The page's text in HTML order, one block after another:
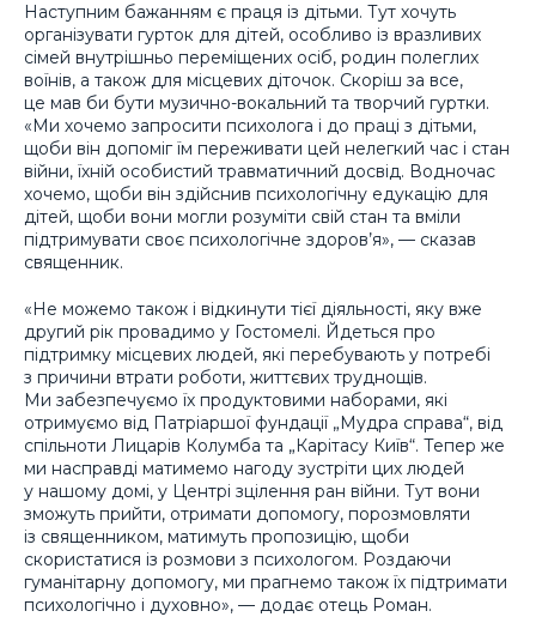
Наступним бажанням є праця із дітьми. Тут хочуть
організувати гурток для дітей, особливо із вразливих
сімей внутрішньо переміщених осіб, родин полеглих
воїнів, а також для місцевих діточок. Скоріш за все,
це мав би бути музично-вокальний та творчий гуртки.
«Ми хочемо запросити психолога і до праці з дітьми,
щоби він допоміг їм переживати цей нелегкий час і стан
війни, їхній особистий травматичний досвід. Водночас
хочемо, щоби він здійснив психологічну едукацію для
дітей, щоби вони могли розуміти свій стан та вміли
підтримувати своє психологічне здоров’я», — сказав
священник.
«Не можемо також і відкинути тієї діяльності, яку вже
другий рік провадимо у Гостомелі. Йдеться про
підтримку місцевих людей, які перебувають у потребі
з причини втрати роботи, життєвих труднощів.
Ми забезпечуємо їх продуктовими наборами, які
отримуємо від Патріаршої фундації „Мудра справа“, від
спільноти Лицарів Колумба та „Карітасу Київ“. Тепер же
ми насправді матимемо нагоду зустріти цих людей
у нашому домі, у Центрі зцілення ран війни. Тут вони
зможуть прийти, отримати допомогу, порозмовляти
із священником, матимуть пропозицію, щоби
скористатися із розмови з психологом. Роздаючи
гуманітарну допомогу, ми прагнемо також їх підтримати
психологічно і духовно», — додає отець Роман.